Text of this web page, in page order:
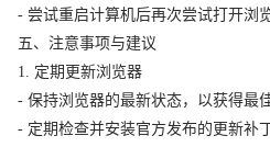
- 尝试重启计算机后再次尝试打开浏览
五、注意事项与建议
1. 定期更新浏览器
- 保持浏览器的最新状态，以获得最
- 定期检查并安装官方发布的更新补丁